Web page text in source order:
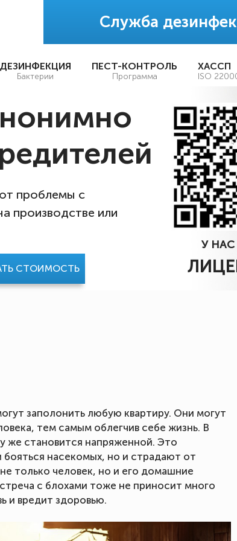
Служба
ДЕЗИНФЕКЦИЯ
Бактерии
ПЕСТ-КОНТРОЛЬ
Программа
ХАССП
ISO
проблемы с
производстве или
СТОИМОСТЬ
У НАС
заполонить любую квартиру. Они могут
тем самым облегчив себе жизнь. В
же становится напряженной. Это
насекомых, но и страдают от
только человек, но и его домашние
с блохами тоже не приносит много
и вредит здоровью.